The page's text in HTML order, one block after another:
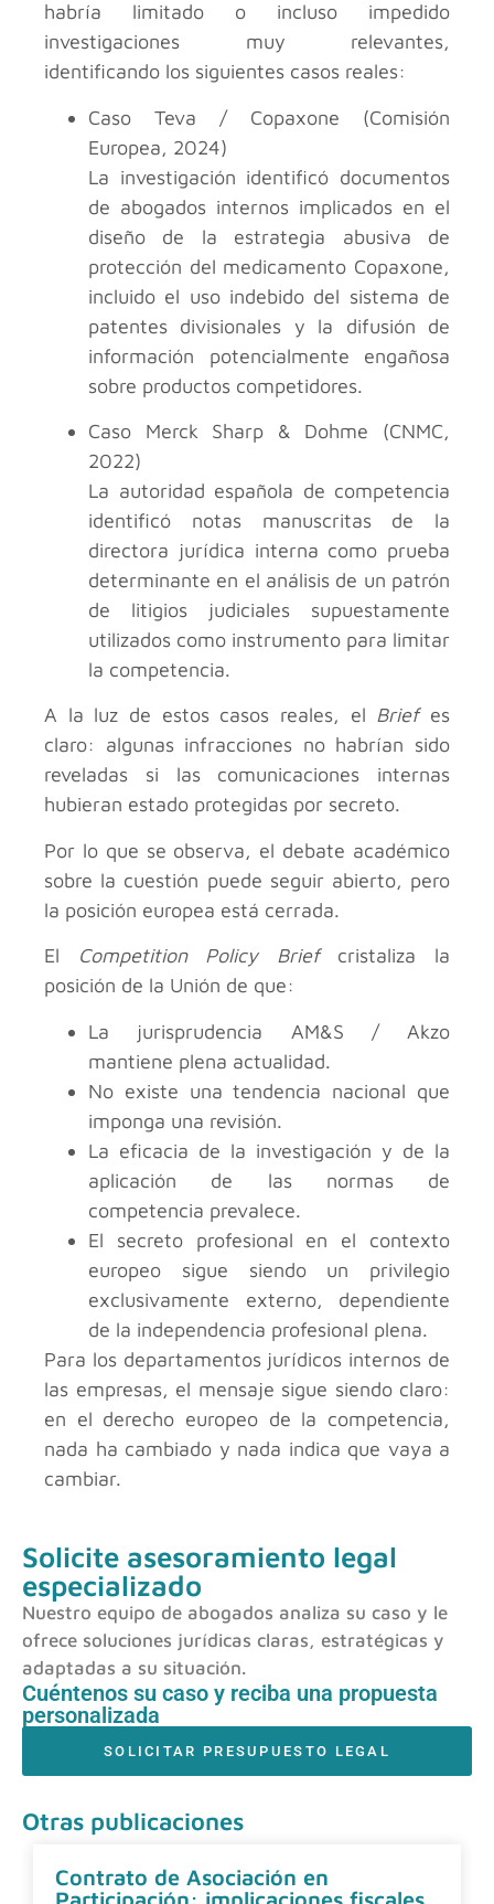
habría limitado o incluso impedido
investigaciones muy relevantes,
identificando los siguientes casos reales:
Caso Teva / Copaxone (Comisión
Europea, 2024)
La investigación identificó documentos
de abogados internos implicados en el
diseño de la estrategia abusiva de
protección del medicamento Copaxone,
incluido el uso indebido del sistema de
patentes divisionales y la difusión de
información potencialmente engañosa
sobre productos competidores.
Caso Merck Sharp & Dohme (CNMC,
2022)
La autoridad española de competencia
identificó notas manuscritas de la
directora jurídica interna como prueba
determinante en el análisis de un patrón
de litigios judiciales supuestamente
utilizados como instrumento para limitar
la competencia.
A la luz de estos casos reales, el Briefes
claro: algunas infracciones no habrían sido
reveladas si las comunicaciones internas
hubieran estado protegidas por secreto.
Por lo que se observa, el debate académico
sobre la cuestión puede seguir abierto, pero
la posición europea está cerrada.
El
Competition Policy Briefcristaliza la
posición de la Unión de que:
La jurisprudencia AM&S / Akzo
mantiene plena actualidad.
No existe una tendencia nacional que
imponga una revisión.
La eficacia de la investigación y de la
aplicación de las normas de
competencia prevalece.
El secreto profesional en el contexto
europeo sigue siendo un privilegio
exclusivamente externo, dependiente
de la independencia profesional plena.
Para los departamentos jurídicos internos de
las empresas, el mensaje sigue siendo claro:
en el derecho europeo de la competencia,
nada ha cambiado y nada indica que vaya a
cambiar.
Solicite asesoramiento legal
especializado
Nuestro equipo de abogados analiza su caso y le
ofrece soluciones jurídicas claras, estratégicas y
adaptadas a su situación.
Cuéntenos su caso y reciba una propuesta
personalizada
SOLICITAR PRESUPUESTO LEGAL
Otras publicaciones
Contrato de Asociación en